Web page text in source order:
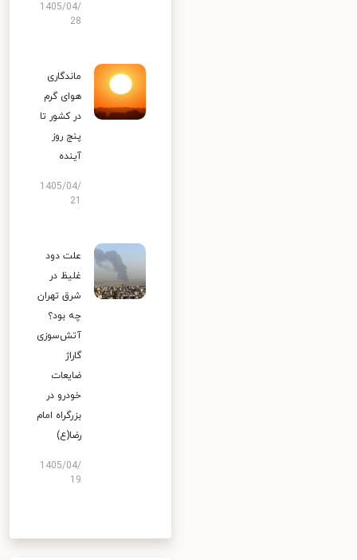
1405/04/
28
ماندگاری
هوای گرم
در کشور تا
پنج روز
آینده
1405/04/
علت دود
غلیظ در
شرق تهران
چه بود؟
آتش‌سوزی
گاراژ
ضایعات
خودرو در
بزرگراه امام
رضا(ع)
1405/04/
19